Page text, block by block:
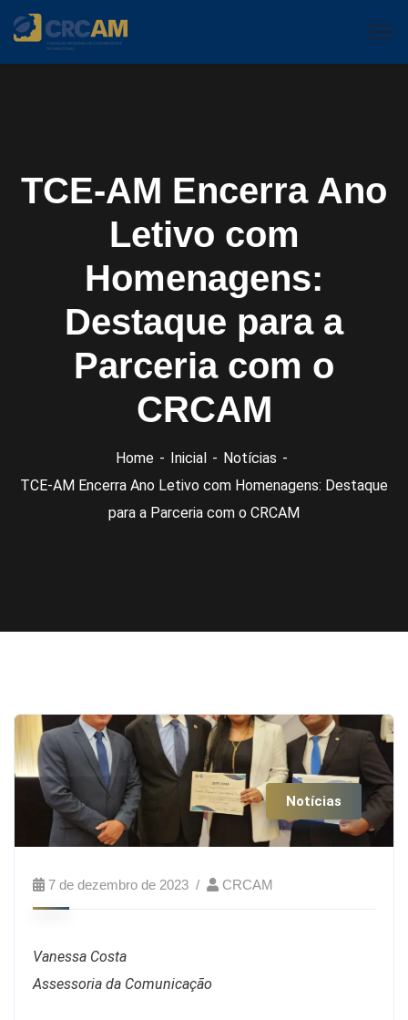
TCE-AM Encerra Ano
Letivo com
Homenagens:
Destaque para a
Parceria com o
CRCAM
Home Inicial
Notícias
TCE-AM Encerra Ano Letivo com Homenagens: Destaque
para a Parceria com o CRCAM
Notícias
7 de dezembro de 2023 CRCAM
Vanessa Costa
Assessoria da Comunicação